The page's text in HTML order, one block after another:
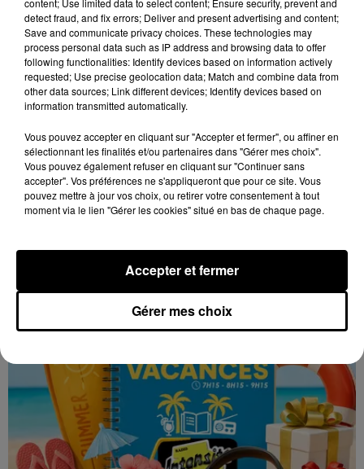
Les vacances passent vite... les cadeaux aussi
sur Intensité !...
detect fraud, and fix errors; Deliver and present advertising and content;
Save and communicate privacy choices. These technologies may
process personal data such as IP address and browsing data to offer
following functionalities: Identify devices based on information actively
requested; Use precise geolocation data; Match and combine data from
other data sources; Link different devices; Identify devices based on
information transmitted automatically.
Vous pouvez accepter en cliquant sur "Accepter et fermer", ou affiner en
sélectionnant les finalités et/ou partenaires dans "Gérer mes choix".
Vous pouvez également refuser en cliquant sur "Continuer sans
accepter". Vos préférences ne s'appliqueront que pour ce site. Vous
pouvez mettre à jour vos choix, ou retirer votre consentement à tout
moment via le lien "Gérer les cookies" situé en bas de chaque page.
Gérer mes choix
Accepter et fermer